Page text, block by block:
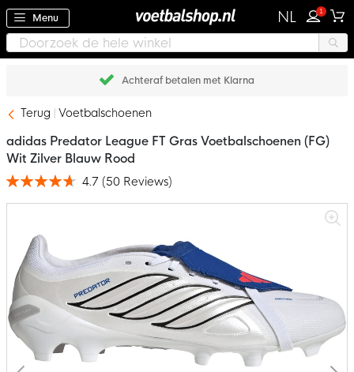
Menu NL 1
Achteraf betalen met Klarna
Terug Voetbalschoenen
afbeeldingen-
gallerij
adidas Predator League FT Gras Voetbalschoenen (FG)
Wit Zilver Blauw Rood
Waardering: 4.7 (50 Reviews)